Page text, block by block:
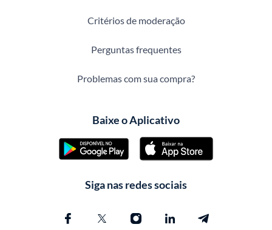
Critérios de moderação
Perguntas frequentes
Problemas com sua compra?
Baixe o Aplicativo
Siga nas redes sociais